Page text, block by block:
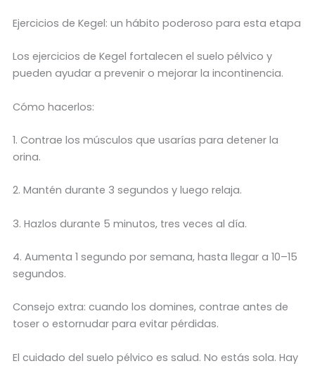
Ejercicios de Kegel: un hábito poderoso para esta etapa
Los ejercicios de Kegel fortalecen el suelo pélvico y
pueden ayudar a prevenir o mejorar la incontinencia.
Cómo hacerlos:
1. Contrae los músculos que usarías para detener la
orina.
2. Mantén durante 3 segundos y luego relaja.
3. Hazlos durante 5 minutos, tres veces al día.
4. Aumenta 1 segundo por semana, hasta llegar a 10–15
segundos.
Consejo extra: cuando los domines, contrae antes de
toser o estornudar para evitar pérdidas.
El cuidado del suelo pélvico es salud. No estás sola. Hay